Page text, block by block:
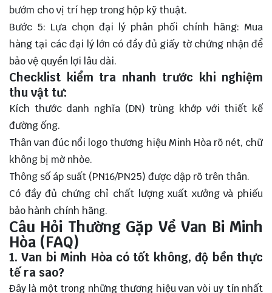
bướm cho vị trí hẹp trong hộp kỹ thuật.
Bước 5: Lựa chọn đại lý phân phối chính hãng: Mua
hàng tại các đại lý lớn có đầy đủ giấy tờ chứng nhận để
bảo vệ quyền lợi lâu dài.
Checklist kiểm tra nhanh trước khi nghiệm
thu vật tư:
Kích thước danh nghĩa (DN) trùng khớp với thiết kế
đường ống.
Thân van đúc nổi logo thương hiệu Minh Hòa rõ nét, chữ
không bị mờ nhòe.
Thông số áp suất (PN16/PN25) được dập rõ trên thân.
Có đầy đủ chứng chỉ chất lượng xuất xưởng và phiếu
bảo hành chính hãng.
Câu Hỏi Thường Gặp Về Van Bi Minh
Hòa (FAQ)
1. Van bi Minh Hòa có tốt không, độ bền thực
tế ra sao?
Đây là một trong những thương hiệu van vòi uy tín nhất